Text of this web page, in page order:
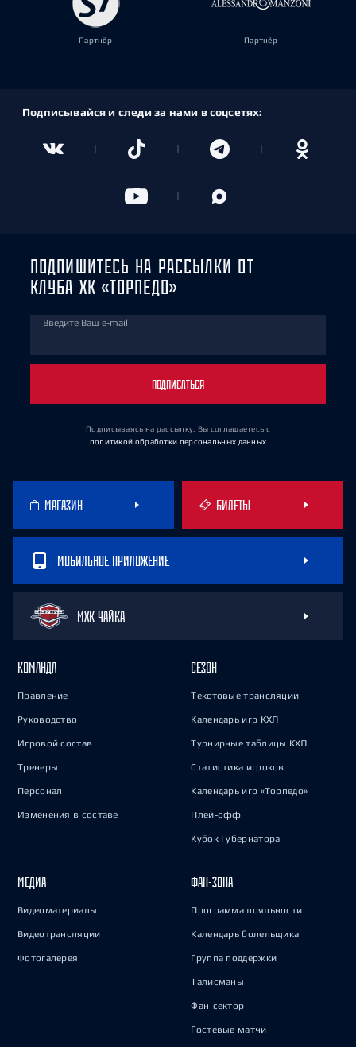
Партнёр Партнёр
Подписывайся и следи за нами в соцсетях:
ПОДПИШИТЕСЬ НА РАССЫЛКИ ОТ
КЛУБА ХК «ТОРПЕДО»
Введите Ваш e-mail
ПОДПИСАТЬСЯ
Подписываясь на рассылку, Вы соглашаетесь с
политикой обработки персональных данных
МАГАЗИН БИЛЕТЫ
МОБИЛЬНОЕ ПРИЛОЖЕНИЕ
МХК ЧАЙКА
КОМАНДА
Правление
Руководство
Игровой состав
Тренеры
Персонал
Изменения в составе
СЕЗОН
Текстовые трансляции
Календарь игр КХЛ
Турнирные таблицы КХЛ
Статистика игроков
Календарь игр «Торпедо»
Плей-офф
Кубок Губернатора
МЕДИА
Видеоматериалы
Видеотрансляции
Фотогалерея
ФАН-ЗОНА
Программа лояльности
Календарь болельщика
Группа поддержки
Талисманы
Фан-сектор
Гостевые матчи